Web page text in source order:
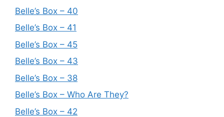
Belle’s Box – 40
Belle’s Box – 41
Belle’s Box – 45
Belle’s Box – 43
Belle’s Box – 38
Belle’s Box – Who Are They?
Belle’s Box – 42